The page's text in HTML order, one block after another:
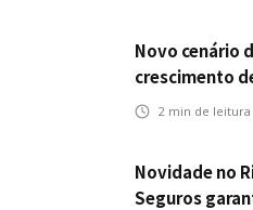
Novo cenário
crescimento
veículos
2 min de leitura
Novidade no
Seguros